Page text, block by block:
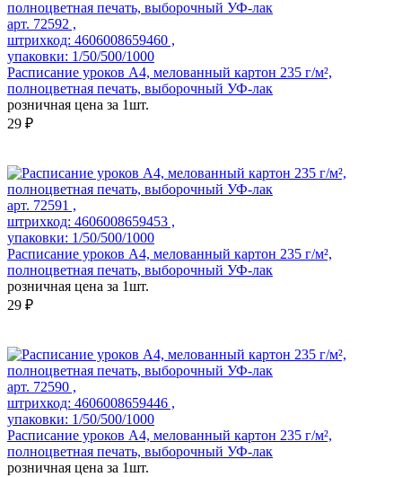
арт. 72592 ,
штрихкод: 4606008659460 ,
упаковки: 1/50/500/1000
Расписание уроков А4, мелованный картон 235 г/м²,
полноцветная печать, выборочный УФ-лак
розничная цена за 1шт.
29 ₽
арт. 72591 ,
штрихкод: 4606008659453 ,
упаковки: 1/50/500/1000
Расписание уроков А4, мелованный картон 235 г/м²,
полноцветная печать, выборочный УФ-лак
розничная цена за 1шт.
29 ₽
арт. 72590 ,
штрихкод: 4606008659446 ,
упаковки: 1/50/500/1000
Расписание уроков А4, мелованный картон 235 г/м²,
полноцветная печать, выборочный УФ-лак
розничная цена за 1шт.